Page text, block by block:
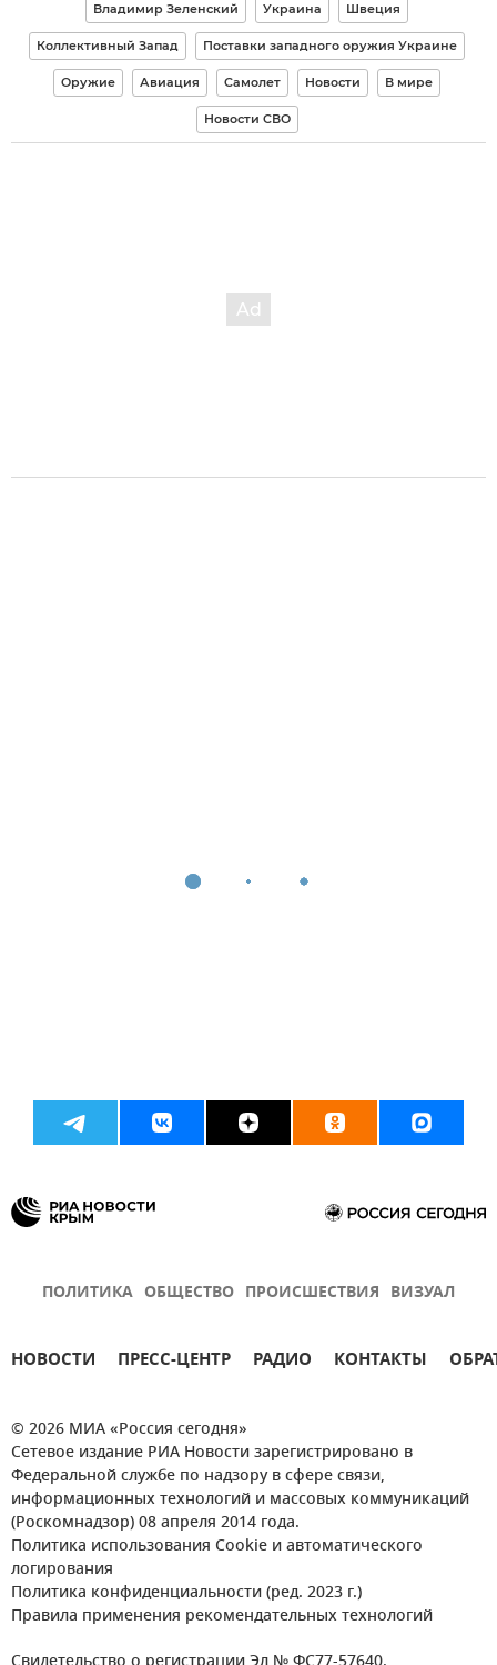
Владимир Зеленский Украина Швеция
Коллективный Запад Поставки западного оружия Украине
Оружие Авиация Самолет Новости В мире
Новости СВО
ПОЛИТИКА ОБЩЕСТВО ПРОИСШЕСТВИЯ ВИЗУАЛ
НОВОСТИ ПРЕСС-ЦЕНТР РАДИО КОНТАКТЫ
© 2026 МИА «Россия сегодня»
Сетевое издание РИА Новости зарегистрировано в
Федеральной службе по надзору в сфере связи,
информационных технологий и массовых коммуникаций
(Роскомнадзор) 08 апреля 2014 года.
Политика использования Cookie и автоматического
логирования
Политика конфиденциальности (ред. 2023 г.)
Правила применения рекомендательных технологий